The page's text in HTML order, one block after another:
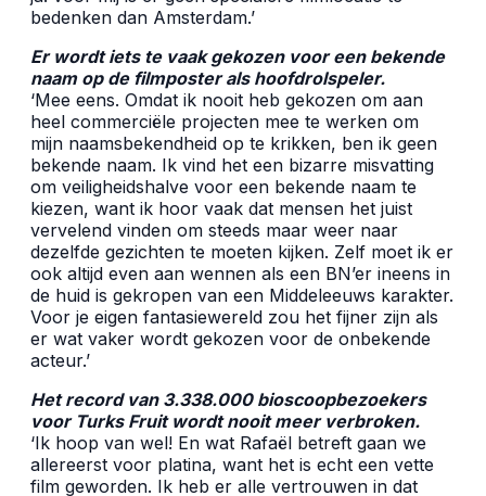
bedenken dan Amsterdam.’
Er wordt iets te vaak gekozen voor een bekende
naam op de filmposter als hoofdrolspeler.
‘Mee eens. Omdat ik nooit heb gekozen om aan
heel commerciële projecten mee te werken om
mijn naamsbekendheid op te krikken, ben ik geen
bekende naam. Ik vind het een bizarre misvatting
om veiligheidshalve voor een bekende naam te
kiezen, want ik hoor vaak dat mensen het juist
vervelend vinden om steeds maar weer naar
dezelfde gezichten te moeten kijken. Zelf moet ik er
ook altijd even aan wennen als een BN’er ineens in
de huid is gekropen van een Middeleeuws karakter.
Voor je eigen fantasiewereld zou het fijner zijn als
er wat vaker wordt gekozen voor de onbekende
acteur.’
Het record van 3.338.000 bioscoopbezoekers
voor Turks Fruit wordt nooit meer verbroken.
‘Ik hoop van wel! En wat Rafaël betreft gaan we
allereerst voor platina, want het is echt een vette
film geworden. Ik heb er alle vertrouwen in dat